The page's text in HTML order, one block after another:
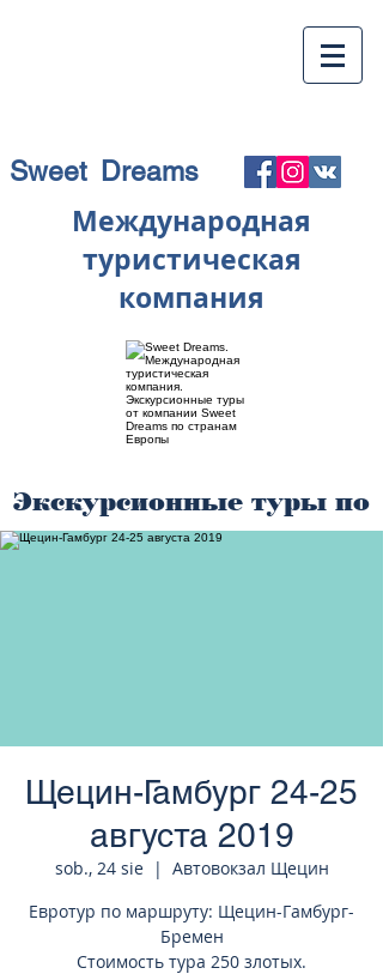
Sweet Dreams
Международная
туристическая
компания
Экскурсионные туры по
странам Европы
Щецин-Гамбург 24-25
августа 2019
sob., 24 sie
  |
Автовокзал Щецин
Евротур по маршруту: Щецин-Гамбург-
Бремен
Стоимость тура 250 злотых.